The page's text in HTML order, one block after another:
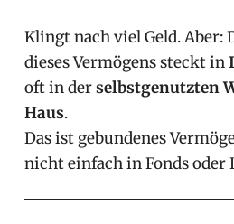
Klingt nach viel Geld. Aber:
dieses Vermögens steckt in
oft in derselbstgenutzten
Haus.
Das ist gebundenes
nicht einfach in Fonds oder